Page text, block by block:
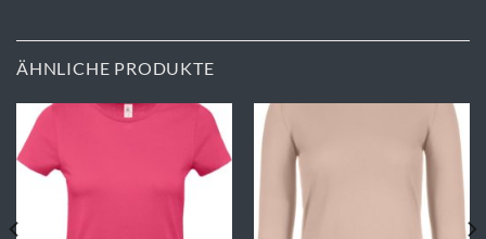
ÄHNLICHE PRODUKTE